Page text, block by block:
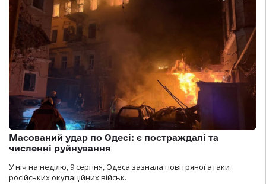
Масований удар по Одесі: є постраждалі та
численні руйнування
У ніч на неділю, 9 серпня, Одеса зазнала повітряної атаки
російських окупаційних військ.